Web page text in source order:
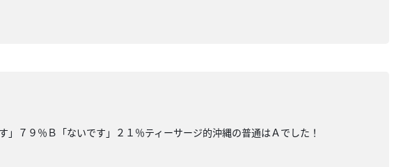
７９％Ｂ「ないです」２１％ティーサージ的沖縄の普通はＡでした！